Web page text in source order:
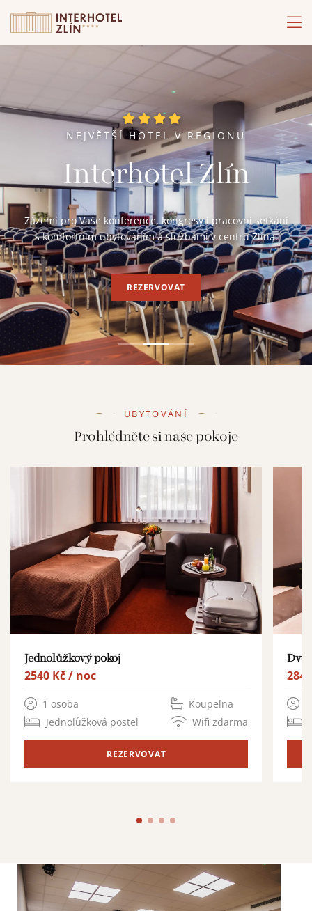
NEJVĚTŠÍ HOTEL V REGIONU
Interhotel Zlín
Zázemí pro Vaše konference, kongresy i pracovní setkání
s komfortním ubytováním a službami v centru Zlína.
REZERVOVAT
UBYTOVÁNÍ
Prohlédněte si naše pokoje
Jednolůžkový pokoj
2540 Kč / noc
1 osoba
Jednolůžková postel
Koupelna
Wifi zdarma
REZERVOVAT